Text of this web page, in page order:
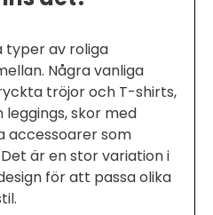
typer av roliga
Några vanliga
tröjor och T-shirts,
skor med
accessoarer som
är en stor variation i
för att passa olika